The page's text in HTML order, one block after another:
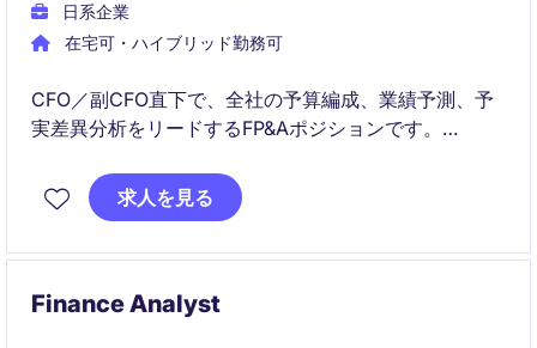
日系企業
在宅可・ハイブリッド勤務可
CFO／副CFO直下で、全社の予算編成、業績予測、予
実差異分析をリードするFP&Aポジションです。
グローバル規模での管理会計プロセスの最適化を通じ
て、経営層の意思決定を支援します。
求人を見る
Finance Analyst